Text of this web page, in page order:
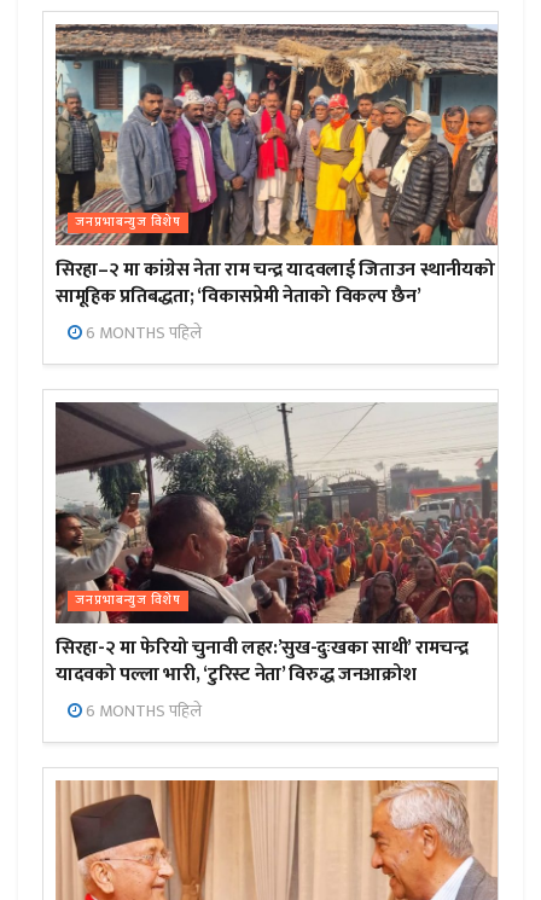
जनप्रभाबन्युज विशेष
सिरहा–२ मा कांग्रेस नेता राम चन्द्र यादवलाई जिताउन स्थानीयको
सामूहिक प्रतिबद्धता; ‘विकासप्रेमी नेताको विकल्प छैन’
6 MONTHS पहिले
जनप्रभाबन्युज विशेष
सिरहा-२ मा फेरियो चुनावी लहर:’सुख-दुःखका साथी’ रामचन्द्र
यादवको पल्ला भारी, ‘टुरिस्ट नेता’ विरुद्ध जनआक्रोश
6 MONTHS पहिले